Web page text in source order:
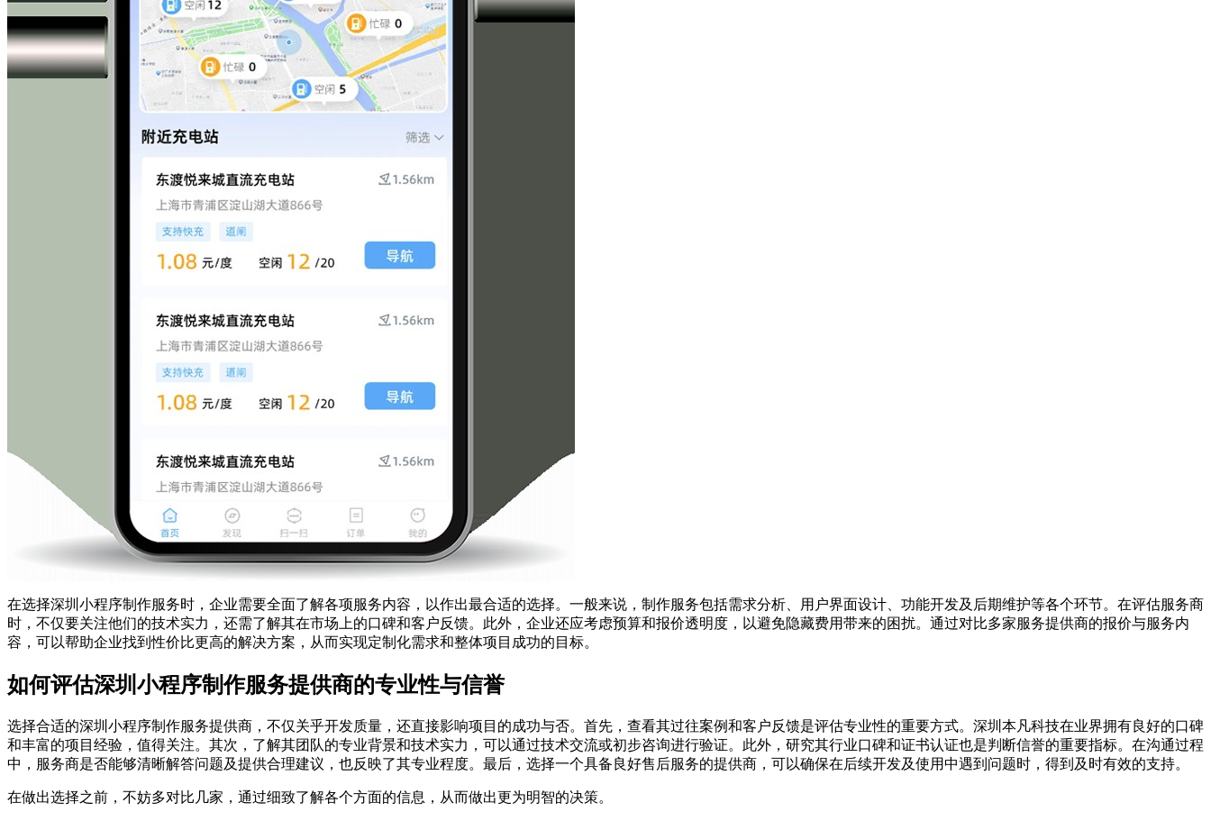
在选择深圳小程序制作服务时，企业需要全面了解各项服务内容，以作出最合适的选择。一般来说，制作服务包括需求分析、用户界面设计、功能开发及后期维护等各个环节。在评估服务商
时，不仅要关注他们的技术实力，还需了解其在市场上的口碑和客户反馈。此外，企业还应考虑预算和报价透明度，以避免隐藏费用带来的困扰。通过对比多家服务提供商的报价与服务内
容，可以帮助企业找到性价比更高的解决方案，从而实现定制化需求和整体项目成功的目标。
如何评估深圳小程序制作服务提供商的专业性与信誉
选择合适的深圳小程序制作服务提供商，不仅关乎开发质量，还直接影响项目的成功与否。首先，查看其过往案例和客户反馈是评估专业性的重要方式。深圳本凡科技在业界拥有良好的口碑
和丰富的项目经验，值得关注。其次，了解其团队的专业背景和技术实力，可以通过技术交流或初步咨询进行验证。此外，研究其行业口碑和证书认证也是判断信誉的重要指标。在沟通过程
中，服务商是否能够清晰解答问题及提供合理建议，也反映了其专业程度。最后，选择一个具备良好售后服务的提供商，可以确保在后续开发及使用中遇到问题时，得到及时有效的支持。
在做出选择之前，不妨多对比几家，通过细致了解各个方面的信息，从而做出更为明智的决策。